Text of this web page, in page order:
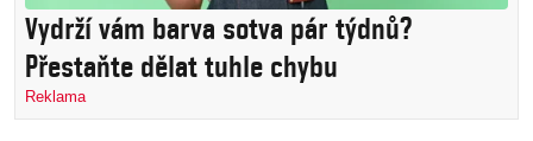
Vydrží vám barva sotva pár týdnů?
Přestaňte dělat tuhle chybu
Reklama